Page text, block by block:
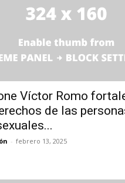
Víctor Romo
de las
- febrero 13, 2025